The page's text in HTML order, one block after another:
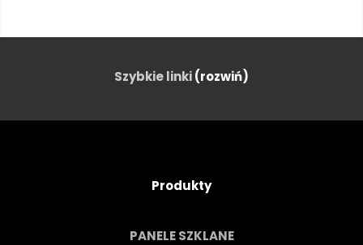
Szybkie linki(rozwiń)
Produkty
PANELE SZKLANE